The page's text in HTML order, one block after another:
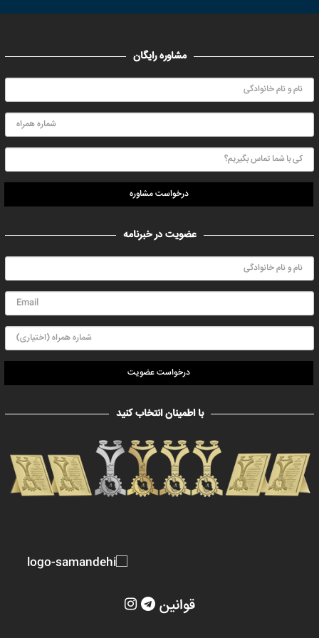
مشاوره رایگان
درخواست مشاوره
عضویت در خبرنامه
درخواست عضویت
با اطمینان انتخاب کنید
قوانین